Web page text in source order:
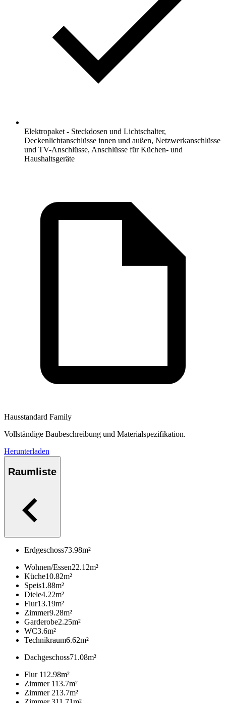
Elektropaket - Steckdosen und Lichtschalter,
Deckenlichtanschlüsse innen und außen, Netzwerkanschlüsse
und TV-Anschlüsse, Anschlüsse für Küchen- und
Haushaltsgeräte
Hausstandard Family
Vollständige Baubeschreibung und Materialspezifikation.
Herunterladen
Raumliste
Erdgeschoss73.98m²
Wohnen/Essen22.12m²
Küche10.82m²
Speis1.88m²
Diele4.22m²
Flur13.19m²
Zimmer9.28m²
Garderobe2.25m²
WC3.6m²
Technikraum6.62m²
Dachgeschoss71.08m²
Flur 112.98m²
Zimmer 113.7m²
Zimmer 213.7m²